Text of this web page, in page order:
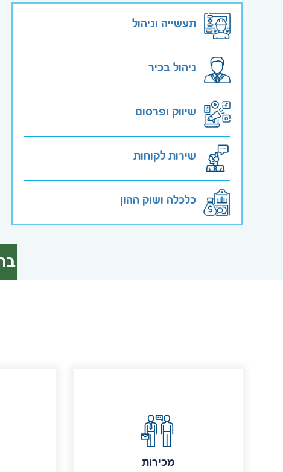
תעשייה וניהול
ניהול בכיר
שיווק ופרסום
שירות לקוחות
כלכלה ושוק ההון
מכירות